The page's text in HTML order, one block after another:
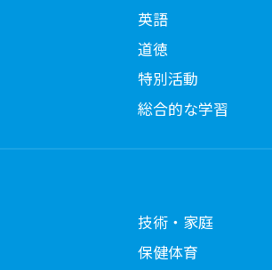
英語
道徳
特別活動
総合的な学習
技術・家庭
保健体育